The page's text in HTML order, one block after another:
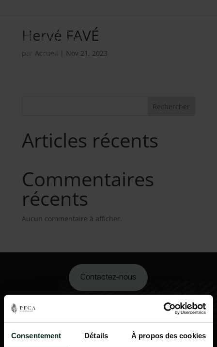
Consentement Détails À propos des cookies
Hervé FAVÉ
par Accueil | Nov 21, 2023
Rechercher
Articles récents
Commentaires
récents
Aucun commentaire à afficher.
Contactez-nous